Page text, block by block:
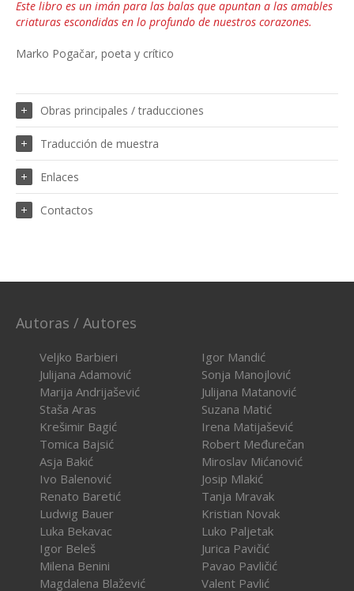
Este libro es un imán para las balas que apuntan a las amables
criaturas escondidas en lo profundo de nuestros corazones.
Marko Pogačar, poeta y crítico
Obras principales / traducciones
Traducción de muestra
Enlaces
Contactos
Autoras / Autores
Veljko Barbieri
Julijana Adamović
Marija Andrijašević
Staša Aras
Krešimir Bagić
Tomica Bajsić
Asja Bakić
Ivo Balenović
Renato Baretić
Ludwig Bauer
Luka Bekavac
Igor Beleš
Milena Benini
Magdalena Blažević
Igor Mandić
Sonja Manojlović
Julijana Matanović
Suzana Matić
Irena Matijašević
Robert Međurečan
Miroslav Mićanović
Josip Mlakić
Tanja Mravak
Kristian Novak
Luko Paljetak
Jurica Pavičić
Pavao Pavličić
Valent Pavlić